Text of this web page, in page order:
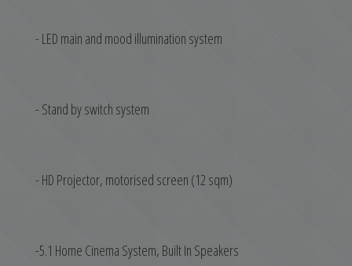
- LED main and mood illumination system
- Stand by switch system
- HD Projector, motorised screen (12 sqm)
-5.1 Home Cinema System, Built In Speakers